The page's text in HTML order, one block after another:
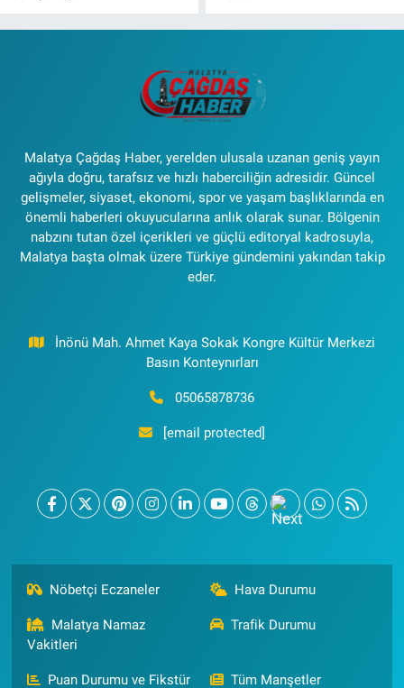
Malatya Çağdaş Haber, yerelden ulusala uzanan geniş yayın
ağıyla doğru, tarafsız ve hızlı haberciliğin adresidir. Güncel
gelişmeler, siyaset, ekonomi, spor ve yaşam başlıklarında en
önemli haberleri okuyucularına anlık olarak sunar. Bölgenin
nabzını tutan özel içerikleri ve güçlü editoryal kadrosuyla,
Malatya başta olmak üzere Türkiye gündemini yakından takip
eder.
İnönü Mah. Ahmet Kaya Sokak Kongre Kültür Merkezi
Basın Konteynırları
05065878736
[email protected]
Nöbetçi Eczaneler Hava Durumu
Malatya Namaz
Vakitleri
Trafik Durumu
Puan Durumu ve Fikstür Tüm Manşetler